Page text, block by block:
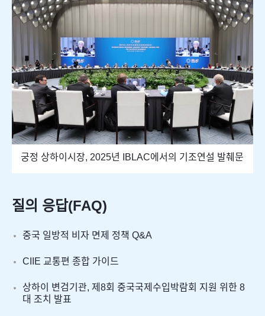
궁정 상하이시장, 2025년 IBLAC에서의 기조연설 발췌문
질의 응답(FAQ)
중국 일방적 비자 면제 정책 Q&A
CIIE 교통편 종합 가이드
상하이 변검기관, 제8회 중국국제수입박람회 지원 위한 8
대 조치 발표